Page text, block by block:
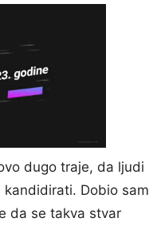
dugo traje, da ljudi
kandidirati. Dobio sam
da se takva stvar